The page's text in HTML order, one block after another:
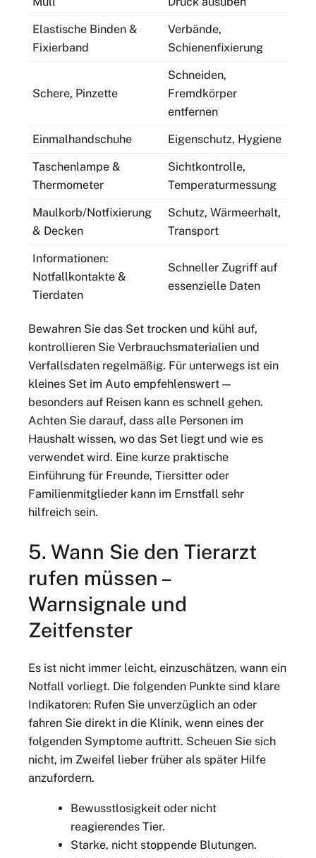
Elastische Binden &
Fixierband
Verbände,
Schienenfixierung
Schere, Pinzette
Schneiden,
Fremdkörper
entfernen
Einmalhandschuhe Eigenschutz, Hygiene
Taschenlampe &
Thermometer
Sichtkontrolle,
Temperaturmessung
Maulkorb/Notfixierung
& Decken
Schutz, Wärmeerhalt,
Transport
Informationen:
Notfallkontakte &
Tierdaten
Schneller Zugriff auf
essenzielle Daten
Bewahren Sie das Set trocken und kühl auf,
kontrollieren Sie Verbrauchsmaterialien und
Verfallsdaten regelmäßig. Für unterwegs ist ein
kleines Set im Auto empfehlenswert —
besonders auf Reisen kann es schnell gehen.
Achten Sie darauf, dass alle Personen im
Haushalt wissen, wo das Set liegt und wie es
verwendet wird. Eine kurze praktische
Einführung für Freunde, Tiersitter oder
Familienmitglieder kann im Ernstfall sehr
hilfreich sein.
5. Wann Sie den Tierarzt
rufen müssen –
Warnsignale und
Zeitfenster
Es ist nicht immer leicht, einzuschätzen, wann ein
Notfall vorliegt. Die folgenden Punkte sind klare
Indikatoren: Rufen Sie unverzüglich an oder
fahren Sie direkt in die Klinik, wenn eines der
folgenden Symptome auftritt. Scheuen Sie sich
nicht, im Zweifel lieber früher als später Hilfe
anzufordern.
Bewusstlosigkeit oder nicht
reagierendes Tier.
Starke, nicht stoppende Blutungen.